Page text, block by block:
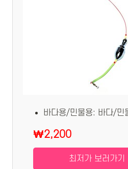
바다용/민물용: 바다/민
₩2,200
최저가 보러가기